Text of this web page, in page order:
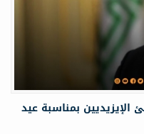
بمناسبة عيد